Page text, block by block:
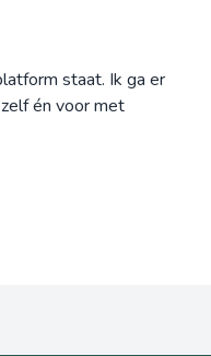
staat. Ik ga er
én voor met